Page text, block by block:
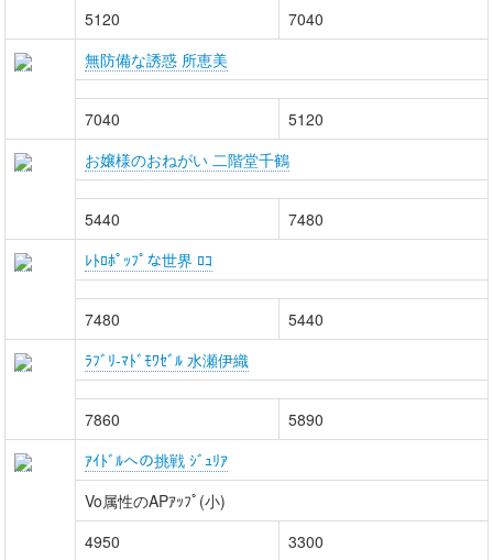
5120
7040
無防備な誘惑 所恵美
7040
5120
お嬢様のおねがい 二階堂千鶴
5440
7480
ﾚﾄﾛﾎﾟｯﾌﾟな世界 ﾛｺ
7480
5440
ﾗﾌﾞﾘ-ﾏﾄﾞﾓﾜｾﾞﾙ 水瀬伊織
7860
5890
ｱｲﾄﾞﾙへの挑戦 ｼﾞｭﾘｱ
Vo属性のAPｱｯﾌﾟ(小)
4950
3300